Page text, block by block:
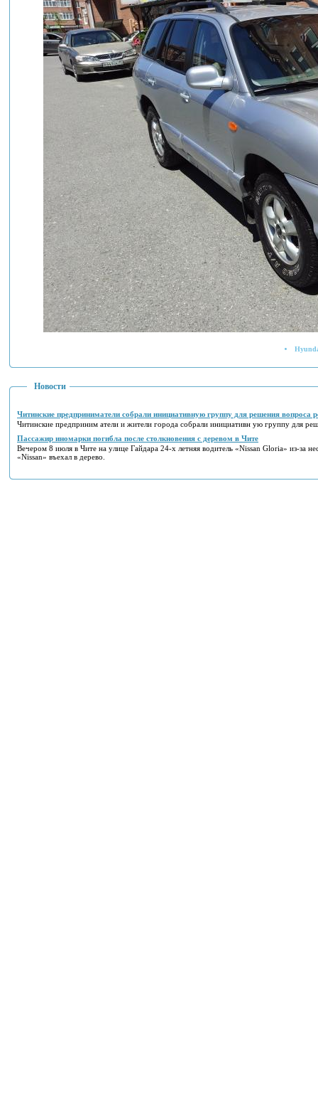
Новости
Читинские предприниматели собрали инициативную группу для решения вопроса
Читинские предприним атели и жители города собрали инициативн ую группу для
Пассажир иномарки погибла после столкновения с деревом в Чите
Вечером 8 июля в Чите на улице Гайдара 24-х летняя водитель «Nissan Gloria» из-за
«Nissan» въехал в дерево.